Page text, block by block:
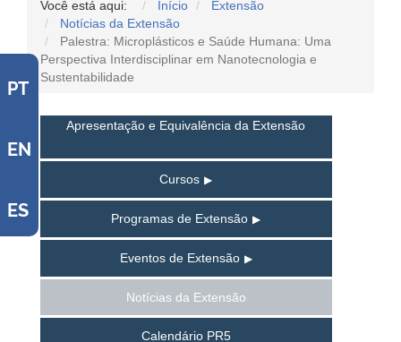
PT
EN
ES
Você está aqui: Início
Extensão
Notícias da Extensão
Palestra: Microplásticos e Saúde Humana: Uma
Perspectiva Interdisciplinar em Nanotecnologia e
Sustentabilidade
Apresentação e Equivalência da Extensão
Cursos
Programas de Extensão
Eventos de Extensão
Notícias da Extensão
Calendário PR5